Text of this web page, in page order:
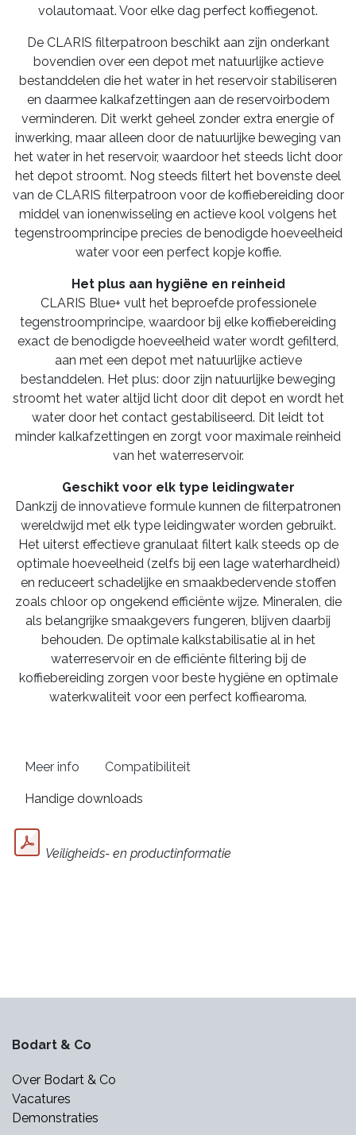
volautomaat. Voor elke dag perfect koffiegenot.
De CLARIS filterpatroon beschikt aan zijn onderkant
bovendien over een depot met natuurlijke actieve
bestanddelen die het water in het reservoir stabiliseren
en daarmee kalkafzettingen aan de reservoirbodem
verminderen. Dit werkt geheel zonder extra energie of
inwerking, maar alleen door de natuurlijke beweging van
het water in het reservoir, waardoor het steeds licht door
het depot stroomt. Nog steeds filtert het bovenste deel
van de CLARIS filterpatroon voor de koffiebereiding door
middel van ionenwisseling en actieve kool volgens het
tegenstroomprincipe precies de benodigde hoeveelheid
water voor een perfect kopje koffie.
Het plus aan hygiëne en reinheid
CLARIS Blue+ vult het beproefde professionele
tegenstroomprincipe, waardoor bij elke koffiebereiding
exact de benodigde hoeveelheid water wordt gefilterd,
aan met een depot met natuurlijke actieve
bestanddelen. Het plus: door zijn natuurlijke beweging
stroomt het water altijd licht door dit depot en wordt het
water door het contact gestabiliseerd. Dit leidt tot
minder kalkafzettingen en zorgt voor maximale reinheid
van het waterreservoir.
Geschikt voor elk type leidingwater
Dankzij de innovatieve formule kunnen de filterpatronen
wereldwijd met elk type leidingwater worden gebruikt.
Het uiterst effectieve granulaat filtert kalk steeds op de
optimale hoeveelheid (zelfs bij een lage waterhardheid)
en reduceert schadelijke en smaakbedervende stoffen
zoals chloor op ongekend efficiënte wijze. Mineralen, die
als belangrijke smaakgevers fungeren, blijven daarbij
behouden. De optimale kalkstabilisatie al in het
waterreservoir en de efficiënte filtering bij de
koffiebereiding zorgen voor beste hygiëne en optimale
waterkwaliteit voor een perfect koffiearoma.
Meer info Compatibiliteit
Handige downloads
Veiligheids- en productinformatie
Bodart & Co
Over Bodart & Co
Vacatures
Demonstraties